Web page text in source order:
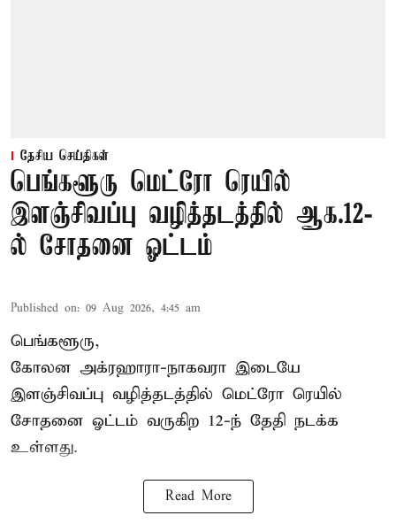
தேசிய செய்திகள்
பெங்களூரு மெட்ரோ ரெயில்
இளஞ்சிவப்பு வழித்தடத்தில் ஆக.12-
ல் சோதனை ஓட்டம்
Published on: 09 Aug 2026, 4:45 am
பெங்களூரு,
கோலன அக்ரஹாரா-நாகவரா இடையே
இளஞ்சிவப்பு வழித்தடத்தில் மெட்ரோ ரெயில்
சோதனை ஓட்டம் வருகிற 12-ந் தேதி நடக்க
உள்ளது.
Read More